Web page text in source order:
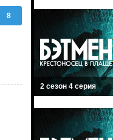
8
2 сезон 4 серия